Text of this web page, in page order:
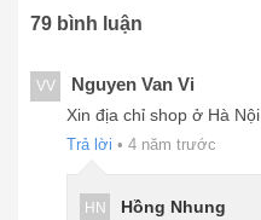
79 bình luận
VV Nguyen Van Vi
Xin địa chỉ shop ở Hà Nội
Trả lời • 4 năm trước
HN
Hồng Nhung